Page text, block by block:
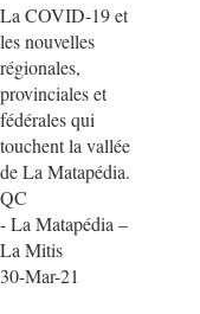
La COVID-19 et
les nouvelles
régionales,
provinciales et
fédérales qui
touchent la vallée
de La Matapédia.
QC
- La Matapédia –
La Mitis
30-Mar-21